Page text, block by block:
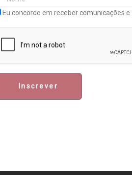
Eu concordo em receber comunicações
Inscrever